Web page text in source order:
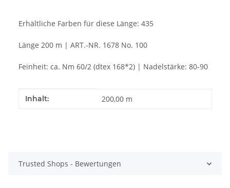
Erhältliche Farben für diese Länge: 435
Länge 200 m | ART.-NR. 1678 No. 100
Feinheit: ca. Nm 60/2 (dtex 168*2) | Nadelstärke: 80-90
Produkteigenschaft
Wert
Inhalt: 200,00 m
Trusted Shops - Bewertungen